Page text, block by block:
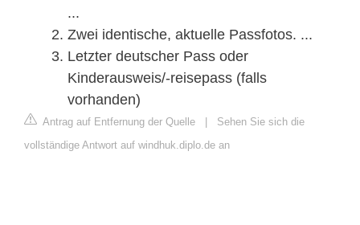
...
Zwei identische, aktuelle Passfotos. ...
Letzter deutscher Pass oder
Kinderausweis/-reisepass (falls
vorhanden)
Antrag auf Entfernung der Quelle | Sehen Sie sich die
vollständige Antwort auf windhuk.diplo.de an